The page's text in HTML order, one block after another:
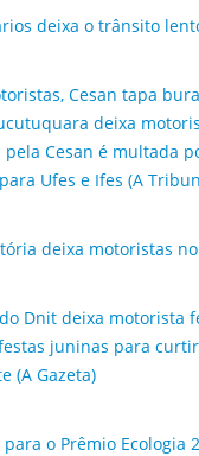
deixa o trânsito
Cesan tapa
deixa
Cesan é multada
Ufes e Ifes (A
deixa motoristas
Dnit deixa motorista
juninas para
(A Gazeta)
o Prêmio Ecologia